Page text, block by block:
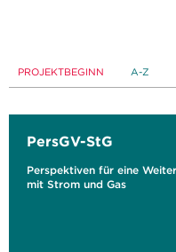
PROJEKTBEGINN A-Z
PersGV-StG
Perspektiven für eine
mit Strom und Gas